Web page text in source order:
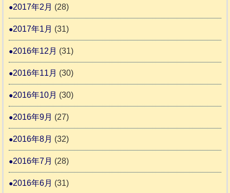
2017年2月 (28)
2017年1月 (31)
2016年12月 (31)
2016年11月 (30)
2016年10月 (30)
2016年9月 (27)
2016年8月 (32)
2016年7月 (28)
2016年6月 (31)